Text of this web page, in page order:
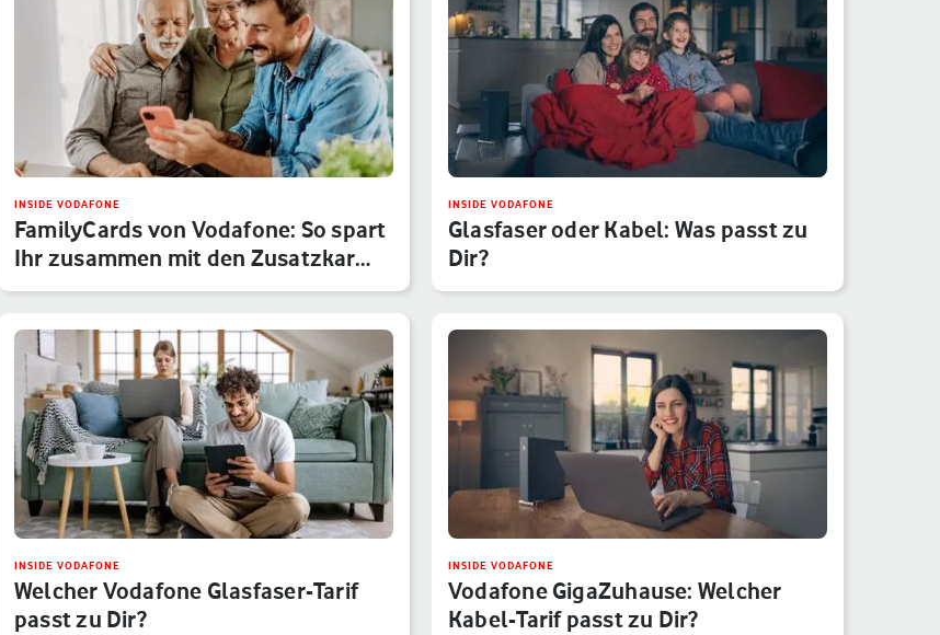
INSIDE VODAFONE
FamilyCards von Vodafone: So spart
Ihr zusammen mit den Zusatzkar…
INSIDE VODAFONE
Glasfaser oder Kabel: Was passt zu
Dir?
INSIDE VODAFONE
Welcher Vodafone Glasfaser-Tarif
passt zu Dir?
INSIDE VODAFONE
Vodafone GigaZuhause: Welcher
Kabel-Tarif passt zu Dir?